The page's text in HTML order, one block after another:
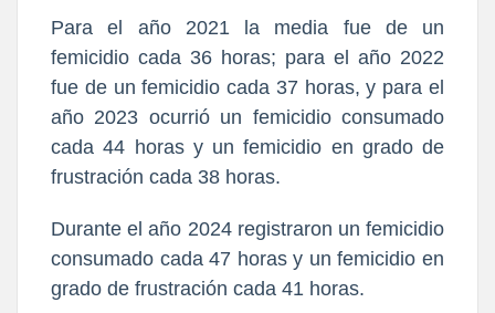
Para el año 2021 la media fue de un
femicidio cada 36 horas; para el año 2022
fue de un femicidio cada 37 horas, y para el
año 2023 ocurrió un femicidio consumado
cada 44 horas y un femicidio en grado de
frustración cada 38 horas.
Durante el año 2024 registraron un femicidio
consumado cada 47 horas y un femicidio en
grado de frustración cada 41 horas.